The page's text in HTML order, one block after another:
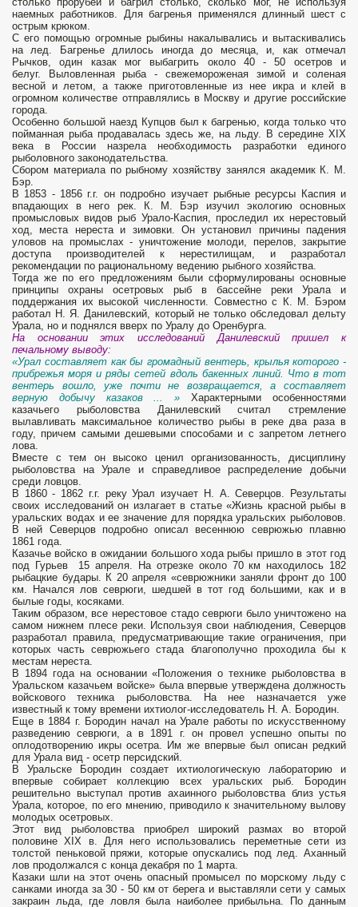
наемных работников. Для багренья применялся длинный шест с
острым крюком.
С его помощью огромные рыбины накалывались и вытаскивались
на лед. Багренье длилось иногда до месяца, и, как отмечал
Рычков, один казак мог выбагрить около 40 - 50 осетров и
белуг. Выловленная рыба - свежемороженая зимой и соленая
весной и летом, а также приготовленные из нее икра и клей в
огромном количестве отправлялись в Москву и другие российские
города.
Особенно большой наезд Купцов был к багренью, когда только что
пойманная рыба продавалась здесь же, на льду. В середине XIX
века в России назрела необходимость разработки единого
рыболовного законодательства.
Сбором материала по рыбному хозяйству занялся академик К. М.
Бэр.
В 1853 - 1856 г.г. он подробно изучает рыбные ресурсы Каспия и
впадающих в него рек. К. М. Бэр изучил экологию основных
промысловых видов рыб Урало-Каспия, проследил их нерестовый
ход, места нереста и зимовки. Он установил причины падения
уловов на промыслах - уничтожение молоди, перелов, закрытие
доступа производителей к нерестилищам, и разработал
рекомендации по рациональному ведению рыбного хозяйства.
Тогда же по его предложениям были сформулированы основные
принципы охраны осетровых рыб в бассейне реки Урала и
поддержания их высокой численности. Совместно с К. М. Бэром
работал Н. Я. Данилевский, который не только обследовал дельту
Урала, но и поднялся вверх по Уралу до Оренбурга.
На основании этих исследований Данилев­ский пришел к
печальному выводу:
«Урал составляет как бы громадный вентерь, крылья которого -
прибрежья моря и ряды сетей вдоль бакенных линий. Что в тот
вентерь вошло, уже почти не возвращается, а составляет
верную добычу казаков ... » Характерными особенностями
казачьего рыболовства Данилев­ский считал стремление
вылавливать максимальное количество рыбы в реке два раза в
году, причем самыми дешевыми способами и с запретом летнего
лова.
Вместе с тем он высоко ценил организованность, дисциплину
рыболовства на Урале и справедливое распределение добычи
среди ловцов.
В 1860 - 1862 г.г. реку Урал изучает Н. А. Северцов. Результаты
своих исследований он излагает в статье «Жизнь красной рыбы в
уральских водах и ее значение для порядка уральских рыболовов.
В ней Северцов подробно описал весеннюю севрюжью плавню
1861 года.
Казачье войско в ожидании большого хода рыбы пришло в этот год
под Гурьев 15 апреля. На отрезке около 70 км находилось 182
рыбацкие будары. К 20 апреля «севрюжники заняли фронт до 100
км. Начался лов севрюги, шедшей в тот год большими, как и в
былые годы, косяками.
Таким образом, все нерестовое стадо севрюги было уничтожено на
самом нижнем плесе реки. Используя свои наблюдения, Северцов
разработал правила, предусматривающие такие ограничения, при
которых часть севрюжьего стада благополучно проходила бы к
местам нереста.
В 1894 года на основании «Положения о технике рыболовства в
Уральском казачьем войске» была впервые утверждена должность
войскового техника рыболовства. На нее назначается уже
известный к тому времени ихтиолог-исследователь Н. А. Бородин.
Еще в 1884 г. Бородин начал на Урале работы по искусственному
разведению севрюги, а в 1891 г. он провел успешно опыты по
оплодотворению икры осетра. Им же впервые был описан редкий
для Урала вид - осетр персидский.
В Уральске Бородин создает ихтиологическую лабораторию и
впервые собирает коллекцию всех уральских рыб. Бородин
решительно выступал против ахаинного рыболовства близ устья
Урала, которое, по его мнению, приводило к значительному вылову
молодых осетровых.
Этот вид рыболовства приобрел широкий размах во второй
половине XIX в. Для него исполь­зовались переметные сети из
толстой пеньковой пряжи, которые опускались под лед. Аханный
лов продолжался с конца декабря по 1 марта.
Казаки шли на этот очень опасный промысел по морскому льду с
санками иногда за 30 - 50 км от берега и вы­ставляли сети у самых
закраин льда, где ловля была наиболее прибыльна. По данным